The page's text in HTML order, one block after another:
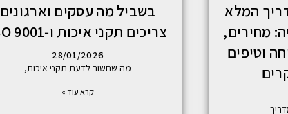
– המדריך המלא
מחירים,
וטיפים
בשביל מה עסקים וארגונים
צריכים תקני איכות ו‑ISO 9001
28/01/2026
מה שחשוב לדעת תקני איכות,
קרא עוד »